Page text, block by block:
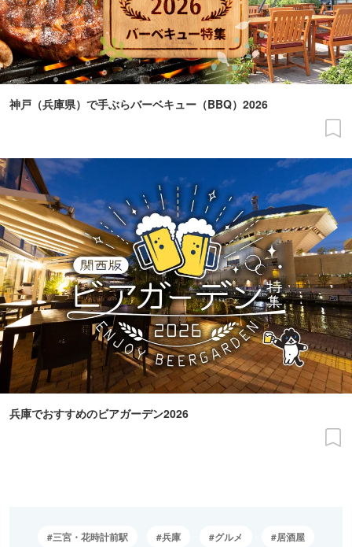
神戸（兵庫県）で手ぶらバーベキュー（BBQ）2026
兵庫でおすすめのビアガーデン2026
三宮・花時計前駅 兵庫 グルメ 居酒屋